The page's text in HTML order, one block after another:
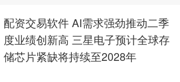
配资交易软件 AI需求强劲推动二季
度业绩创新高 三星电子预计全球存
储芯片紧缺将持续至2028年